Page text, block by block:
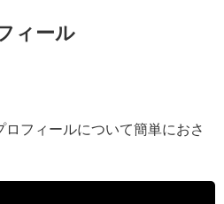
ィール
ロフィールについて簡単におさ